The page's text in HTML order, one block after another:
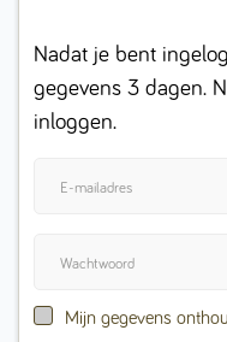
Nadat je bent
gegevens 3 dagen.
inloggen.
Mijn gegevens